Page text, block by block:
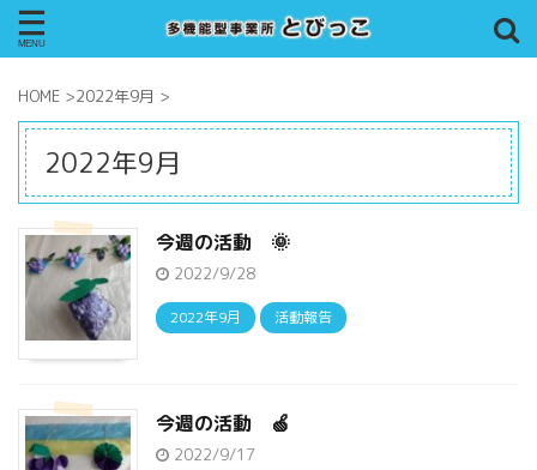
HOME >2022年9月 >
2022年9月
今週の活動 🌞
2022/9/28
2022年9月 活動報告
今週の活動 🍏
2022/9/17